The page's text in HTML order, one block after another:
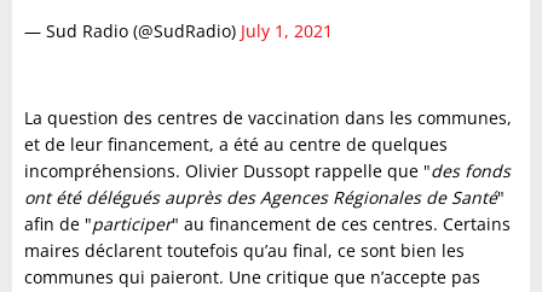
— Sud Radio (@SudRadio) July 1, 2021
La question des centres de vaccination dans les communes,
et de leur financement, a été au centre de quelques
incompréhensions. Olivier Dussopt rappelle que "des fonds
ont été délégués auprès des Agences Régionales de Santé"
afin de "participer" au financement de ces centres. Certains
maires déclarent toutefois qu’au final, ce sont bien les
communes qui paieront. Une critique que n’accepte pas